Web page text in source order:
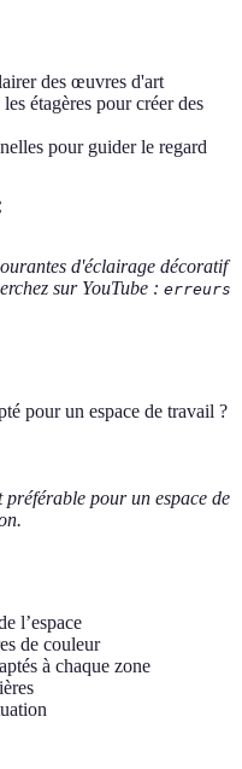
des œuvres d'art
étagères pour créer des
pour guider le regard
d'éclairage décoratif
sur YouTube : erreurs
pour un espace de travail ?
pour un espace de
l’espace
de couleur
à chaque zone